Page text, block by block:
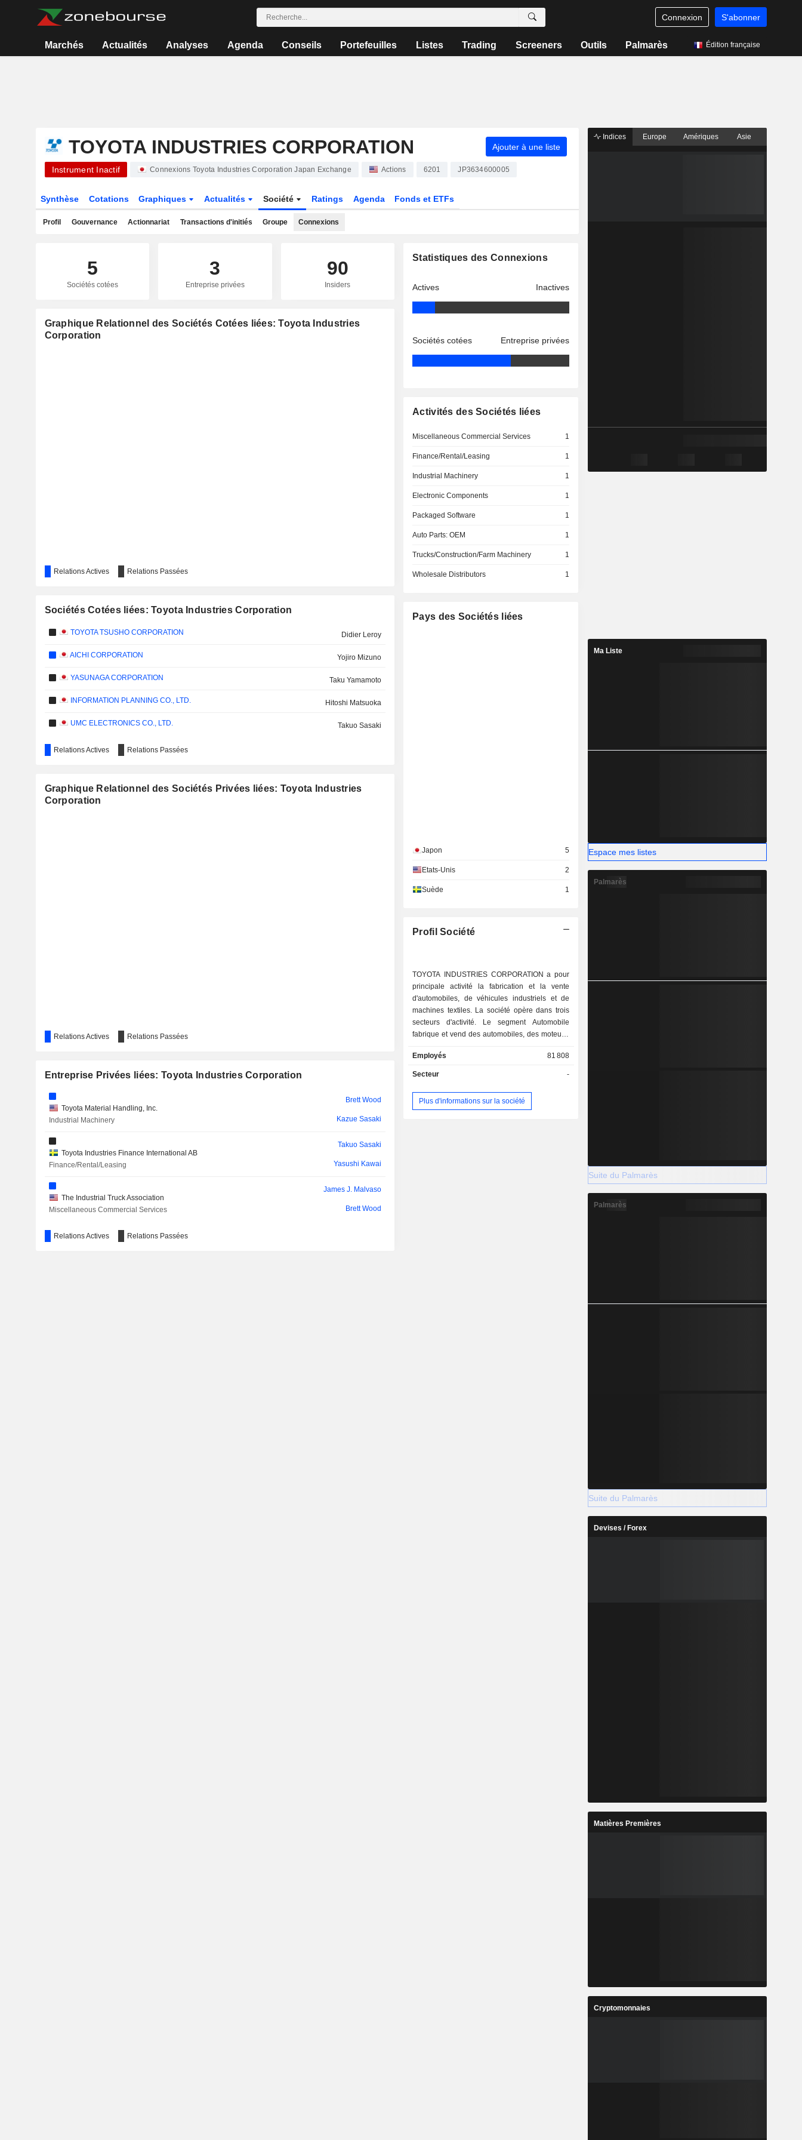
Connexion S'abonner
Marchés Actualités Analyses Agenda Conseils Portefeuilles Listes Trading Screeners Outils Palmarès Édition française
TOYOTA INDUSTRIES CORPORATION Ajouter à une liste
Instrument Inactif Connexions Toyota Industries Corporation Japan Exchange Actions 6201 JP3634600005
Synthèse Cotations Graphiques Actualités Société Ratings Agenda Fonds et ETFs
Profil Gouvernance Actionnariat Transactions d'initiés Groupe Connexions
5
Sociétés cotées
3
Entreprise privées
90
Insiders
Graphique Relationnel des Sociétés Cotées liées: Toyota Industries
Corporation
Relations Actives Relations Passées
Sociétés Cotées liées: Toyota Industries Corporation
TOYOTA TSUSHO CORPORATION Didier Leroy
AICHI CORPORATION Yojiro Mizuno
YASUNAGA CORPORATION Taku Yamamoto
INFORMATION PLANNING CO., LTD. Hitoshi Matsuoka
UMC ELECTRONICS CO., LTD. Takuo Sasaki
Relations Actives Relations Passées
Graphique Relationnel des Sociétés Privées liées: Toyota Industries
Corporation
Relations Actives Relations Passées
Entreprise Privées liées: Toyota Industries Corporation
Toyota Material Handling, Inc.
Industrial Machinery
Brett Wood
Kazue Sasaki
Toyota Industries Finance International AB
Finance/Rental/Leasing
Takuo Sasaki
Yasushi Kawai
The Industrial Truck Association
Miscellaneous Commercial Services
James J. Malvaso
Brett Wood
Relations Actives Relations Passées
Statistiques des Connexions
Actives Inactives
Sociétés cotées Entreprise privées
Activités des Sociétés liées
Miscellaneous Commercial Services 1
Finance/Rental/Leasing 1
Industrial Machinery 1
Electronic Components 1
Packaged Software 1
Auto Parts: OEM 1
Trucks/Construction/Farm Machinery 1
Wholesale Distributors 1
Pays des Sociétés liées
Japon 5
Etats-Unis 2
Suède 1
Profil Société
TOYOTA INDUSTRIES CORPORATION a pour
principale activité la fabrication et la vente
d'automobiles, de véhicules industriels et de
machines textiles. La société opère dans trois
secteurs d'activité. Le segment Automobile
fabrique et vend des automobiles, des moteurs,
automobiles et des équipements électroniques,
entre autres. Le segment des véhicules
fourche, des équipements d'entrepôt, des
entrepôts automatiques, des véhicules pour le
Employés 81 808
Secteur -
Plus d'informations sur la société
Indices Europe Amériques Asie
Ma Liste
Espace mes listes
Palmarès
Suite du Palmarès
Palmarès
Suite du Palmarès
Devises / Forex
Matières Premières
Cryptomonnaies